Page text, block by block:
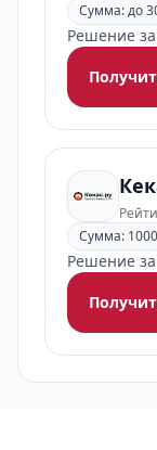
Сумма: до
Решение
Сумма:
Решение